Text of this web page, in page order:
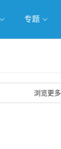
专题
浏览更多